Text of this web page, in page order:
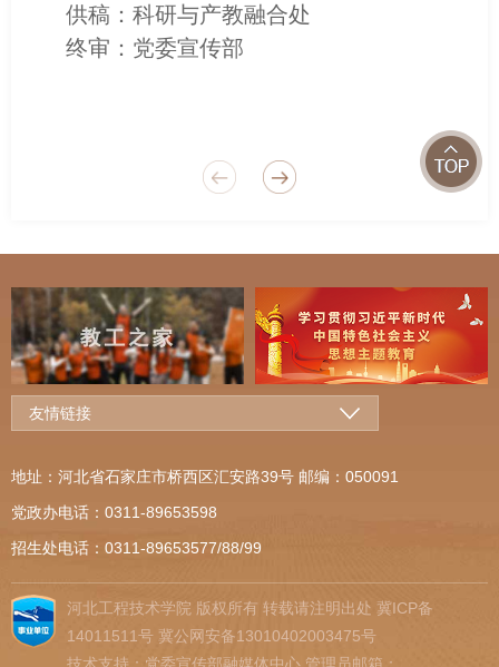
供稿：科研与产教融合处
终审：党委宣传部
友情链接
地址：河北省石家庄市桥西区汇安路39号 邮编：050091
党政办电话：0311-89653598
招生处电话：0311-89653577/88/99
河北工程技术学院 版权所有 转载请注明出处 冀ICP备
14011511号 冀公网安备13010402003475号
技术支持：党委宣传部融媒体中心 管理员邮箱：